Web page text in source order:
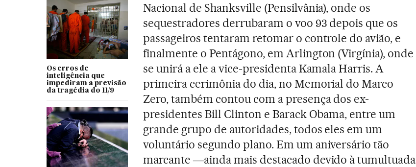
Os erros de
inteligência que
impediram a previsão
da tragédia do 11/9
Nacional de Shanksville (Pensilvânia), onde os
sequestradores derrubaram o voo 93 depois que os
passageiros tentaram retomar o controle do avião, e
finalmente o Pentágono, em Arlington (Virgínia), onde
se unirá a ele a vice-presidenta Kamala Harris. A
primeira cerimônia do dia, no Memorial do Marco
Zero, também contou com a presença dos ex-
presidentes Bill Clinton e Barack Obama, entre um
grande grupo de autoridades, todos eles em um
voluntário segundo plano. Em um aniversário tão
marcante ―ainda mais destacado devido à tumultuada